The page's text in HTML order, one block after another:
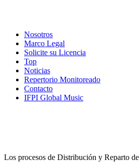
Nosotros
Marco Legal
Solicite su Licencia
Top
Noticias
Repertorio Monitoreado
Contacto
IFPI Global Music
Los procesos de Distribución y Reparto